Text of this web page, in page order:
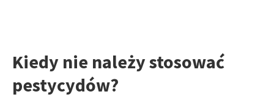
Kiedy nie należy stosować
pestycydów?